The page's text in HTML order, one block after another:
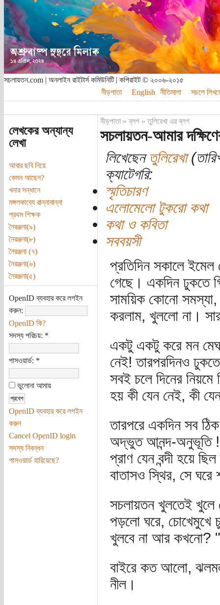
সচলায়তন.com | অনলাইন রাইটার্স কমিউনিটি | কপিরাইট © ২০০৬-২০১৫
নীড়পাতা
English নীতিমালা সচলে
লেখকের অন্যান্য
লেখা
আবার ছবি নিয়ে
কেমন আছেন?
খনার সন্ধানে
মঙ্গলকাব্যে রান্নাবান্না
প্রথম শিক্ষক
নৈরঞ্জনা(৯)
নৈরঞ্জনা(৮)
নৈরঞ্জনা (৭)
নৈরঞ্জনা(৬)
নৈরঞ্জনা(৫)
OpenID ব্যবহার করে লগইন
করুন:
OpenID কি?
সদস্য পরিচয়: *
পাসওয়ার্ড: *
ভুলোনা আমায়
OpenID ব্যবহার করে লগইন
করুন
Cancel OpenID login
সদস্য নিবন্ধন
পাসওয়ার্ড হারিয়েছে?
নীড়পাতা»ব্লগ»তুলিরেখা এর ব্লগ
সচলায়তন-আমার
লিখেছেনতুলিরেখা
ক্যাটেগরি:
স্মৃতিচারণ
এলোমেলো টুকরো কথা
কথা ও কবিতা
সববয়সী
প্রতিদিন সকালে
গেছে। একদিন ঢুকতে
সাময়িক কোনো সমস্যা,
করলাম, খুললো না।
একটু একটু করে মন
নেই! তারপরদিনও
সবই চলে দিনের
হয় কী যেন নেই, কী
তারপরে একদিন সব
অদ্ভুত আনন্দ-অনুভূতি !
প্রাণ যেন বন্দী হয়ে
বাতাসও স্থির, সে
সচলায়তন খুলতেই খুলে
পড়লো ঘরে, চোখেমুখে
খুলবে না আর কখনো? "
বাইরে কত আলো,
নীল।